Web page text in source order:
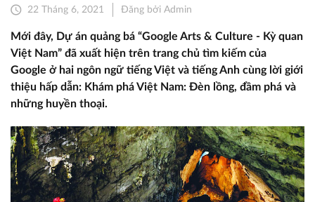
22 Tháng 6, 2021 Đăng bởi Admin
Mới đây, Dự án quảng bá “Google Arts & Culture - Kỳ quan
Việt Nam” đã xuất hiện trên trang chủ tìm kiếm của
Google ở hai ngôn ngữ tiếng Việt và tiếng Anh cùng lời giới
thiệu hấp dẫn: Khám phá Việt Nam: Đèn lồng, đầm phá và
những huyền thoại.